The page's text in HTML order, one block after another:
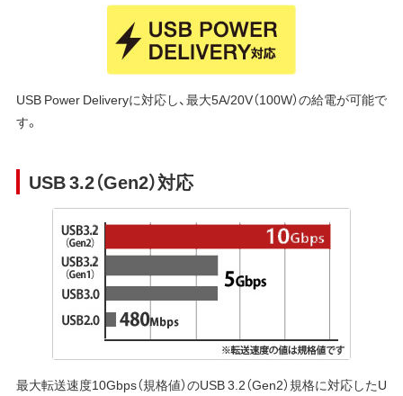
USB Power Deliveryに対応し、最大5A/20V（100W）の給電が可能で
す。
USB 3.2（Gen2）対応
最大転送速度10Gbps（規格値）のUSB 3.2（Gen2）規格に対応したU